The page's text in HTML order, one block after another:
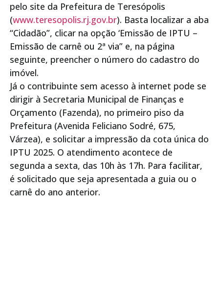
pelo site da Prefeitura de Teresópolis
(www.teresopolis.rj.gov.br). Basta localizar a aba
“Cidadão”, clicar na opção ‘Emissão de IPTU –
Emissão de carnê ou 2ª via” e, na página
seguinte, preencher o número do cadastro do
imóvel.
Já o contribuinte sem acesso à internet pode se
dirigir à Secretaria Municipal de Finanças e
Orçamento (Fazenda), no primeiro piso da
Prefeitura (Avenida Feliciano Sodré, 675,
Várzea), e solicitar a impressão da cota única do
IPTU 2025. O atendimento acontece de
segunda a sexta, das 10h às 17h. Para facilitar,
é solicitado que seja apresentada a guia ou o
carnê do ano anterior.